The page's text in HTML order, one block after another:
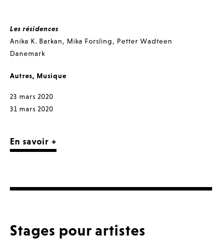
Les résidences
Anika K. Barkan, Mika Forsling, Petter Wadteen
Danemark
Autres, Musique
23 mars 2020
31 mars 2020
En savoir +
Stages pour artistes